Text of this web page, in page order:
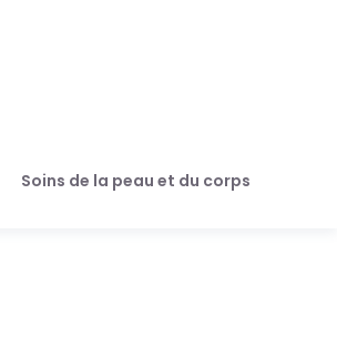
Soins de la peau et du corps